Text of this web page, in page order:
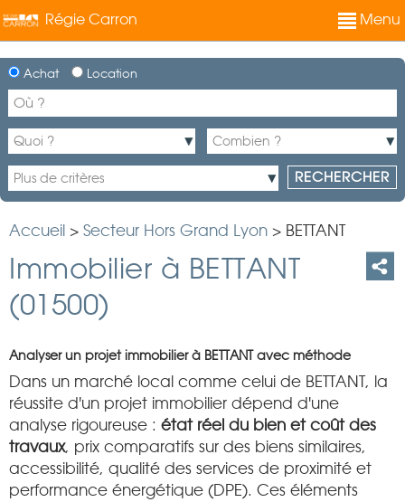
Régie Carron Menu
Achat Location
Accueil > Secteur Hors Grand Lyon > BETTANT
Immobilier à BETTANT
(01500)
Analyser un projet immobilier à BETTANT avec méthode
Dans un marché local comme celui de BETTANT, la
réussite d'un projet immobilier dépend d'une
analyse rigoureuse : état réel du bien et coût des
travaux, prix comparatifs sur des biens similaires,
accessibilité, qualité des services de proximité et
performance énergétique (DPE). Ces éléments